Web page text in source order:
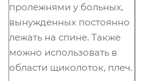
пролежнями у больных,
вынужденных постоянно
лежать на спине. Также
можно использовать в
области щиколоток, плеч.